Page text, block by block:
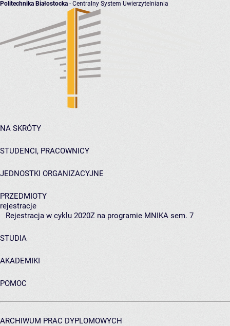
Politechnika Białostocka - Centralny System Uwierzytelniania
NA SKRÓTY
STUDENCI, PRACOWNICY
JEDNOSTKI ORGANIZACYJNE
PRZEDMIOTY
rejestracje
Rejestracja w cyklu 2020Z na programie MNIKA sem. 7
STUDIA
AKADEMIKI
POMOC
ARCHIWUM PRAC DYPLOMOWYCH